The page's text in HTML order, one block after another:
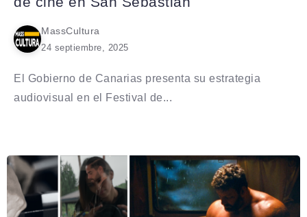
MassCultura
24 septiembre, 2025
El Gobierno de Canarias presenta su estrategia
audiovisual en el Festival de...